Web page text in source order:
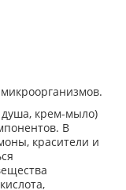
крем-мыло)
В
красители и